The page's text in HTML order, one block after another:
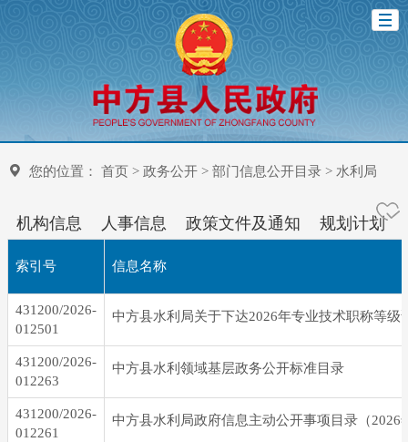
您的位置： 首页> 政务公开> 部门信息公开目录> 水利局
机构信息 人事信息 政策文件及通知 规划计划
索引号 信息名称
431200/2026-
012501
431200/2026-
012263
中方县水利领域基层政务公开标准目录
431200/2026-
012261
中方县水利局政府信息主动公开事项目录（2026